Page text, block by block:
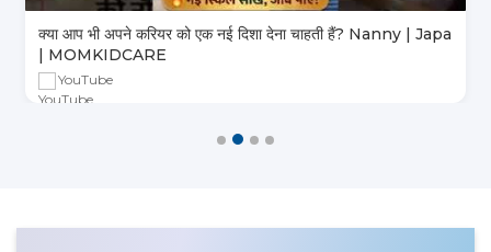
क्या आप भी अपने करियर को एक नई दिशा देना चाहती हैं? Nanny | Japa
| MOMKIDCARE
YouTube